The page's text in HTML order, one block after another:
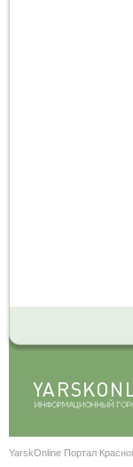
YarskOnline Портал